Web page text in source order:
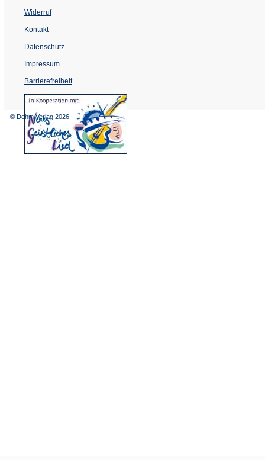
Widerruf
Kontakt
Datenschutz
Impressum
Barrierefreiheit
(Öffnet
in
© Dehm Verlag 2026